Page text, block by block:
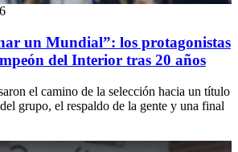
un Mundial”: los protagonistas
del Interior tras 20 años
el camino de la selección hacia un título
grupo, el respaldo de la gente y una final